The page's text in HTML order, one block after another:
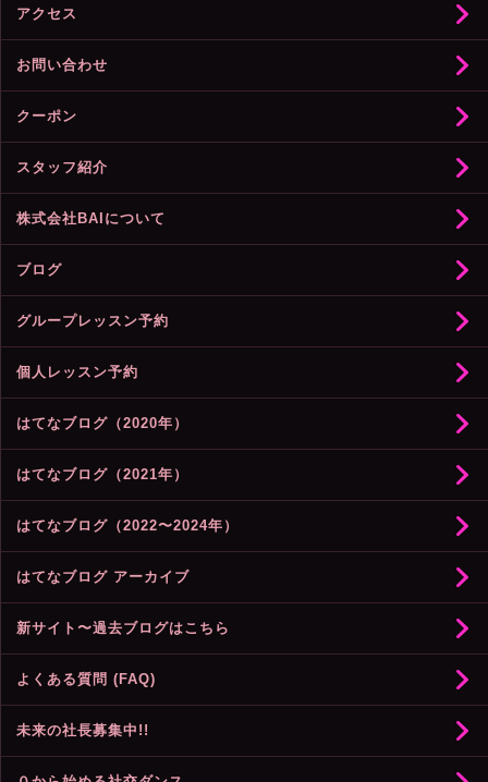
アクセス
お問い合わせ
クーポン
スタッフ紹介
株式会社BAIについて
ブログ
グループレッスン予約
個人レッスン予約
はてなブログ（2020年）
はてなブログ（2021年）
はてなブログ（2022〜2024年）
はてなブログ アーカイブ
新サイト〜過去ブログはこちら
よくある質問 (FAQ)
未来の社長募集中!!